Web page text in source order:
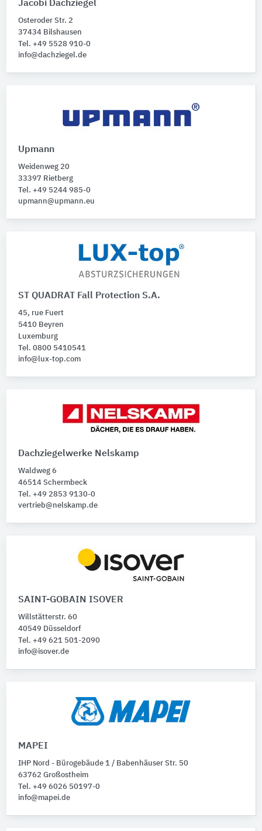
Jacobi Dachziegel
Osteroder Str. 2
37434 Bilshausen
Tel. +49 5528 910-0
info@dachziegel.de
Upmann
Weidenweg 20
33397 Rietberg
Tel. +49 5244 985-0
upmann@upmann.eu
ST QUADRAT Fall Protection S.A.
45, rue Fuert
5410 Beyren
Luxemburg
Tel. 0800 5410541
info@lux-top.com
Dachziegelwerke Nelskamp
Waldweg 6
46514 Schermbeck
Tel. +49 2853 9130-0
vertrieb@nelskamp.de
SAINT-GOBAIN ISOVER
Willstätterstr. 60
40549 Düsseldorf
Tel. +49 621 501-2090
info@isover.de
MAPEI
IHP Nord - Bürogebäude 1 / Babenhäuser Str. 50
63762 Großostheim
Tel. +49 6026 50197-0
info@mapei.de